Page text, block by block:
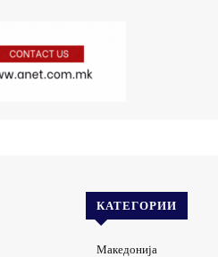
КАТЕГОРИИ
Македонија